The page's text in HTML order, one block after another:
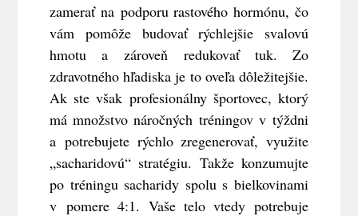
zamerať na podporu rastového hormónu, čo
vám pomôže budovať rýchlejšie svalovú
hmotu a zároveň redukovať tuk. Zo
zdravotného hľadiska je to oveľa dôležitejšie.
Ak ste však profesionálny športovec, ktorý
má množstvo náročných tréningov v týždni
a potrebujete rýchlo zregenerovať, využite
„sacharidovú“ stratégiu. Takže konzumujte
po tréningu sacharidy spolu s bielkovinami
v pomere 4:1. Vaše telo vtedy potrebuje